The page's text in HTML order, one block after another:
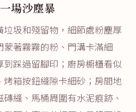
場沙塵暴
垃圾和殘留物，細節處粉塵厚
著霧霧的粉、門溝卡滿細
踩過留腳印；廚房櫥櫃看似
箱按鈕縫隙卡細砂；房間地
縫、馬桶周圍有水泥痕跡、